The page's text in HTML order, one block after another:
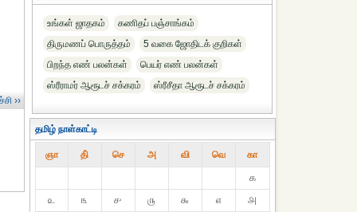
››
உங்கள் ஜாதகம்
கணிதப் பஞ்சாங்கம்
திருமணப் பொருத்தம்
5 வகை ஜோதிடக் குறிகள்
பிறந்த எண் பலன்கள்
பெயர் எண் பலன்கள்
ஸ்ரீராமர் ஆரூடச் சக்கரம்
ஸ்ரீசீதா ஆரூடச் சக்கரம்
தமிழ் நாள்காட்டி
ஞா தி் செ அ வி வெ கா
௧
௨
௩ ௪ ௫ ௬ ௭
௮